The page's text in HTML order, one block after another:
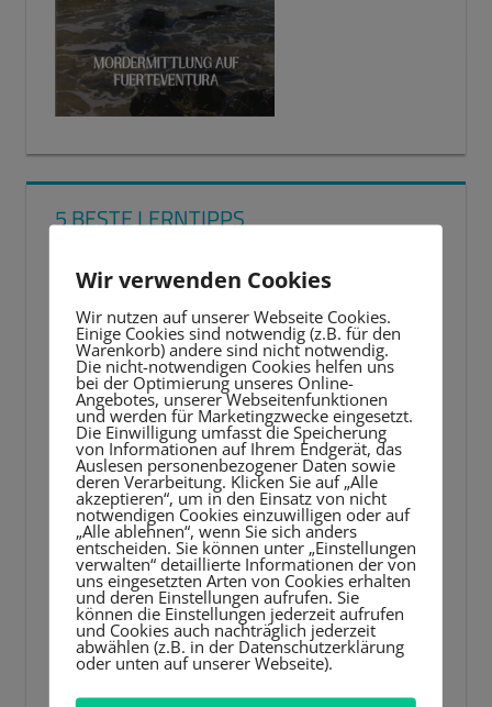
5 BESTE LERNTIPPS
Video-
Wir verwenden Cookies
Wir nutzen auf unserer Webseite Cookies.
Einige Cookies sind notwendig (z.B. für den
Warenkorb) andere sind nicht notwendig.
Die nicht-notwendigen Cookies helfen uns
bei der Optimierung unseres Online-
Angebotes, unserer Webseitenfunktionen
und werden für Marketingzwecke eingesetzt.
Die Einwilligung umfasst die Speicherung
von Informationen auf Ihrem Endgerät, das
Auslesen personenbezogener Daten sowie
deren Verarbeitung. Klicken Sie auf „Alle
akzeptieren“, um in den Einsatz von nicht
notwendigen Cookies einzuwilligen oder auf
„Alle ablehnen“, wenn Sie sich anders
entscheiden. Sie können unter „Einstellungen
verwalten“ detaillierte Informationen der von
uns eingesetzten Arten von Cookies erhalten
und deren Einstellungen aufrufen. Sie
können die Einstellungen jederzeit aufrufen
und Cookies auch nachträglich jederzeit
abwählen (z.B. in der Datenschutzerklärung
oder unten auf unserer Webseite).